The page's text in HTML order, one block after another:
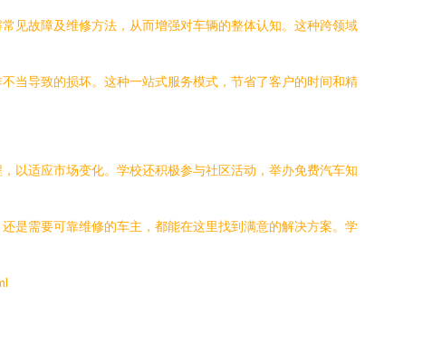
见故障及维修方法，从而增强对车辆的整体认知。这种跨领域
当导致的损坏。这种一站式服务模式，节省了客户的时间和精
以适应市场变化。学校还积极参与社区活动，举办免费汽车知
是需要可靠维修的车主，都能在这里找到满意的解决方案。学